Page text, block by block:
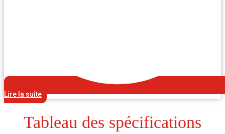
Lire la suite
Tableau des spécifications